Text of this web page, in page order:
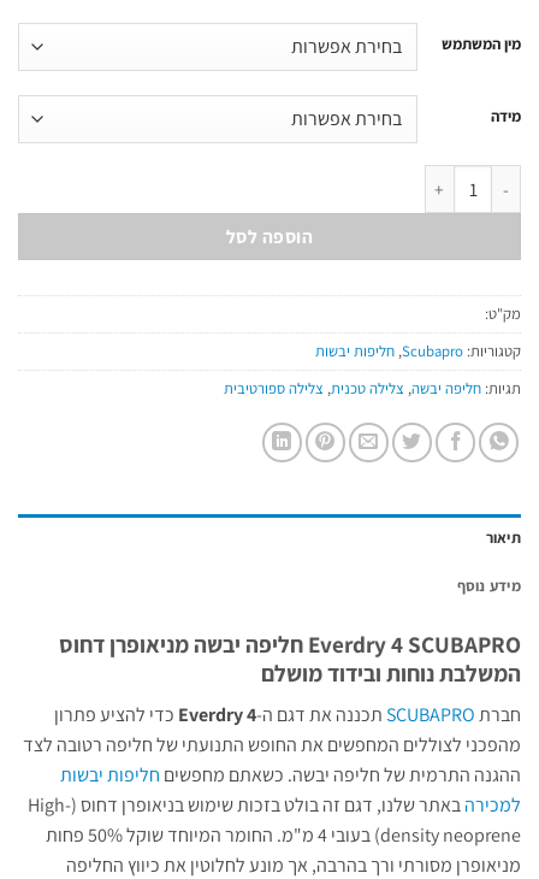
מין המשתמש
מידה
כמות של Everdry 4 - 4mm Neoprene Drysuit
הוספה לסל
מק"ט:
קטגוריות: Scubapro
, חליפות יבשות
תגיות: חליפה יבשה, צלילה טכנית, צלילה ספורטיבית
תיאור
מידע נוסף
Everdry 4 SCUBAPRO חליפה יבשה מניאופרן דחוס
המשלבת נוחות ובידוד מושלם
חברתSCUBAPROתכננה את דגם ה-Everdry 4 כדי להציע פתרון
מהפכני לצוללים המחפשים את החופש התנועתי של חליפה רטובה לצד
ההגנה התרמית של חליפה יבשה. כשאתם מחפשים חליפות יבשות
למכירה
באתר שלנו, דגם זה בולט בזכות שימוש בניאופרן דחוס (High-
density neoprene) בעובי 4 מ"מ. החומר המיוחד שוקל 50% פחות
מניאופרן מסורתי ורך בהרבה, אך מונע לחלוטין את כיווץ החליפה